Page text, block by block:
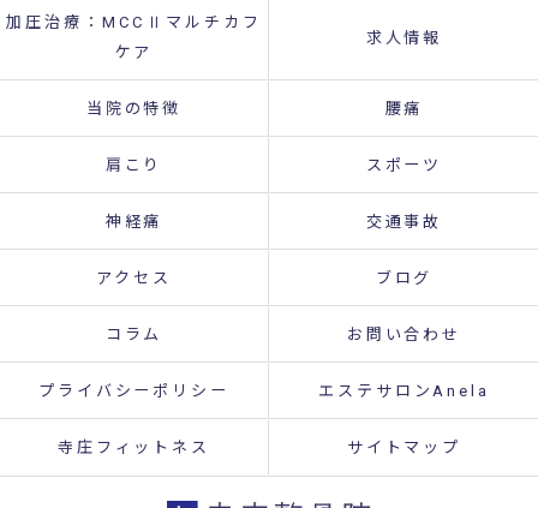
加圧治療：MCCⅡマルチカフ
ケア
求人情報
当院の特徴 腰痛
肩こり スポーツ
神経痛 交通事故
アクセス ブログ
コラム お問い合わせ
プライバシーポリシー エステサロンAnela
寺庄フィットネス サイトマップ